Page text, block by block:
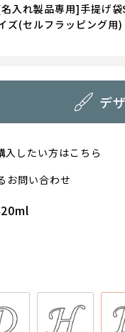
入れ製品専用]手提げ袋
ズ(セルフラッピング用)
デ
入したい方はこちら
お問い合わせ